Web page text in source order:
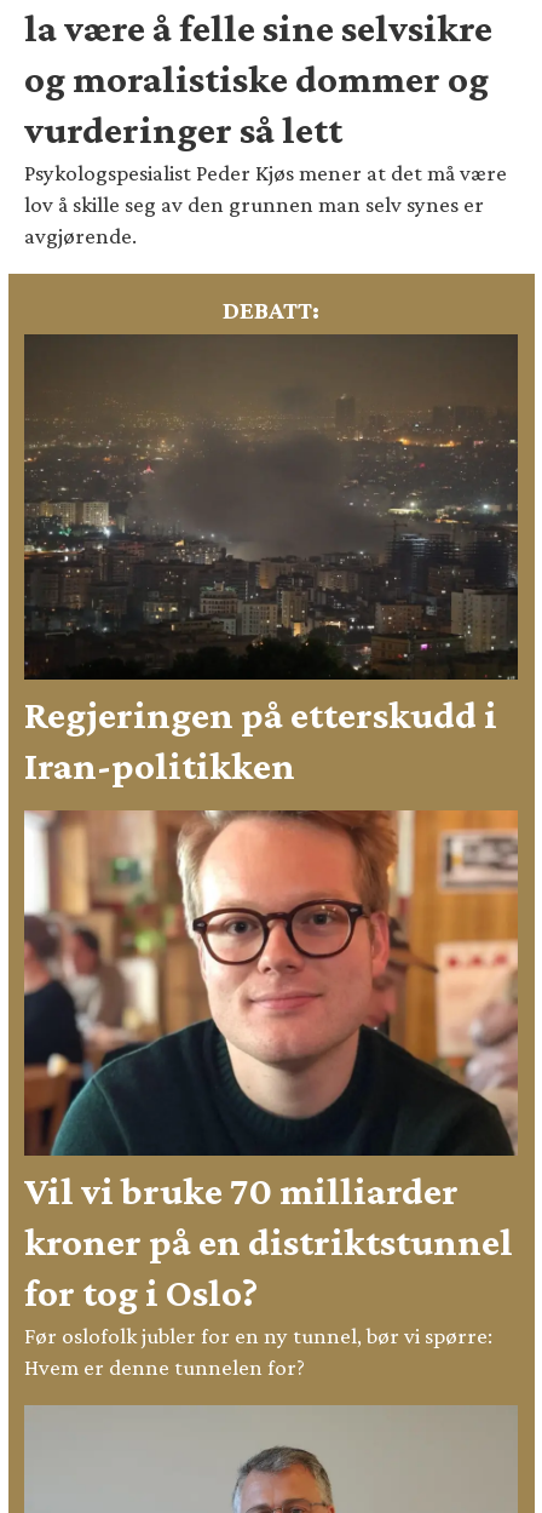
la være å felle sine selvsikre
og moralistiske dommer og
vurderinger så lett
Psykologspesialist Peder Kjøs mener at det må være
lov å skille seg av den grunnen man selv synes er
avgjørende.
DEBATT:
Regjeringen på etterskudd i
Iran-politikken
Vil vi bruke 70 milliarder
kroner på en distriktstunnel
for tog i Oslo?
Før oslofolk jubler for en ny tunnel, bør vi spørre:
Hvem er denne tunnelen for?